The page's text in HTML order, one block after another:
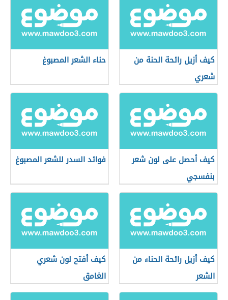
كيف أزيل رائحة الحنة من
شعري
حناء الشعر المصبوغ
كيف أحصل على لون شعر
بنفسجي
فوائد السدر للشعر المصبوغ
كيف أزيل رائحة الحناء من
الشعر
كيف أفتح لون شعري
الغامق